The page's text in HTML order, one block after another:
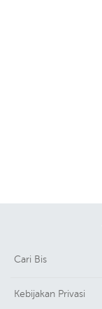
Cari Bis
Kebijakan Privasi